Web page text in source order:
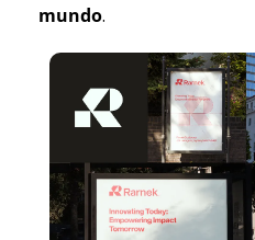
mundo.